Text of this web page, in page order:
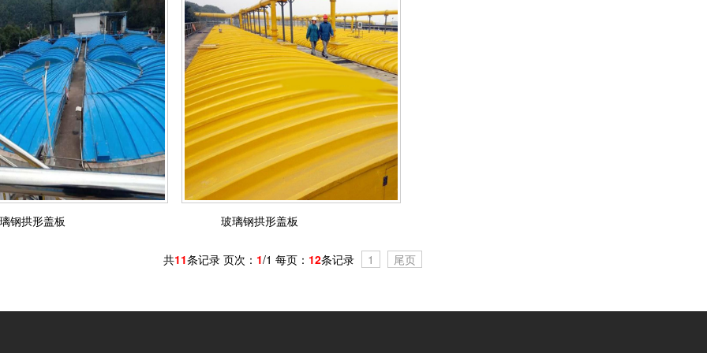
钢拱形盖板 玻璃钢拱形盖板
共11条记录 页次： 1/1 每页： 12条记录 1 尾页